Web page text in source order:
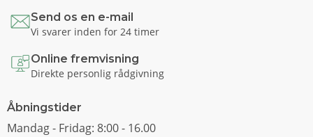
Send os en e-mail
Vi svarer inden for 24 timer
Online fremvisning
Direkte personlig rådgivning
Åbningstider
Mandag - Fridag: 8:00 - 16.00